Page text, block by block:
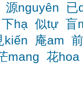
源nguyên 已
下hạ 似tự 盲
kiến 庵am
mang 花hoa